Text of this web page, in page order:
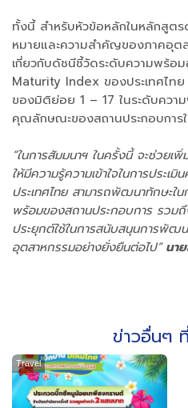
ทั้งนี้ สำหรับหัวข้อหลักในหลักสูต
หมายและความสำคัญของภาคอุต
เกี่ยวกับดัชนีชี้วัดระดับความพร้อ
Maturity Index ของประเทศไท
ของมิติย่อย 1 – 17 ในระดับควา
คุณลักษณะของสถานประกอบการ
“ในการสัมมนาฯ ในครั้งนี้ จะช่วยเ
ให้มีความรู้ความเข้าใจในการประ
ประเทศไทย สามารถพัฒนาทักษะใน
พร้อมของสถานประกอบการ รวมถึ
ประยุกต์ใช้ในการสนับสนุนการพัฒ
อุตสาหกรรมอย่างยั่งยืนต่อไป”นาย
ข่าวอื่นๆ
Travel